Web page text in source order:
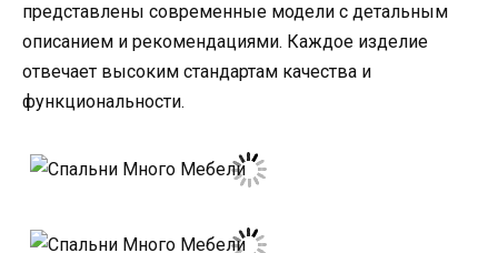
представлены современные модели с детальным
описанием и рекомендациями. Каждое изделие
отвечает высоким стандартам качества и
функциональности.